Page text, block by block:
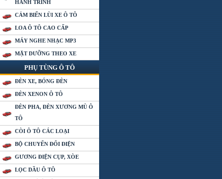
HÀNH TRÌNH
CẢM BIẾN LÙI XE Ô TÔ
LOA Ô TÔ CAO CẤP
MÁY NGHE NHẠC MP3
MẶT DƯỠNG THEO XE
PHỤ TÙNG Ô TÔ
ĐÈN XE, BÓNG ĐÈN
ĐÈN XENON Ô TÔ
ĐÈN PHA, ĐÈN XƯƠNG MÙ Ô
TÔ
CÒI Ô TÔ CÁC LOẠI
BỘ CHUYỂN ĐỔI ĐIỆN
GƯƠNG ĐIỆN CỤP, XÒE
LỌC DẦU Ô TÔ